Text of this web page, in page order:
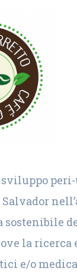
Salvador
la ricerca
e/o